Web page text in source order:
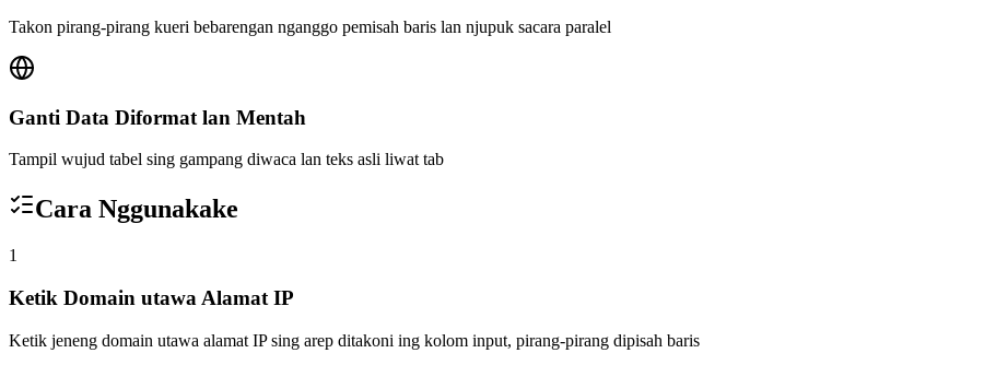
Takon pirang-pirang kueri bebarengan nganggo pemisah baris lan njupuk sacara paralel
Ganti Data Diformat lan Mentah
Tampil wujud tabel sing gampang diwaca lan teks asli liwat tab
Cara Nggunakake
1
Ketik Domain utawa Alamat IP
Ketik jeneng domain utawa alamat IP sing arep ditakoni ing kolom input, pirang-pirang dipisah baris